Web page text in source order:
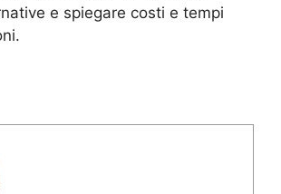
e spiegare costi e tempi